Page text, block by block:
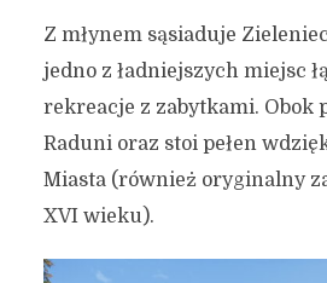
Z młynem sąsiaduje
jedno z ładniejszych miejsc
rekreacje z zabytkami. Obok
Raduni oraz stoi pełen
Miasta (również oryginalny
XVI wieku).